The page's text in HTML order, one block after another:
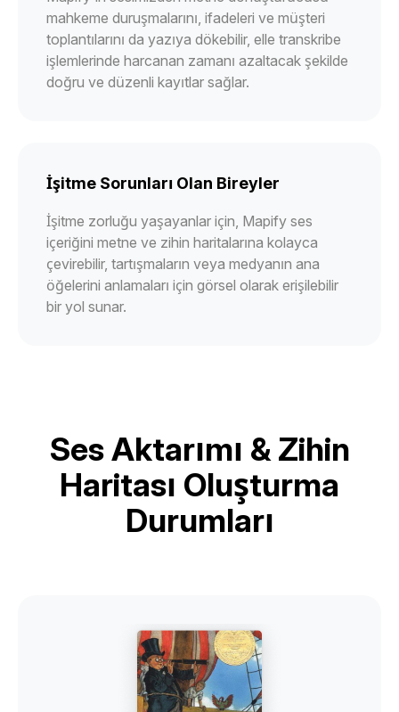
mahkeme duruşmalarını, ifadeleri ve müşteri
toplantılarını da yazıya dökebilir, elle transkribe
işlemlerinde harcanan zamanı azaltacak şekilde
doğru ve düzenli kayıtlar sağlar.
İşitme Sorunları Olan Bireyler
İşitme zorluğu yaşayanlar için, Mapify ses
içeriğini metne ve zihin haritalarına kolayca
çevirebilir, tartışmaların veya medyanın ana
öğelerini anlamaları için görsel olarak erişilebilir
bir yol sunar.
Ses Aktarımı & Zihin
Haritası Oluşturma
Durumları